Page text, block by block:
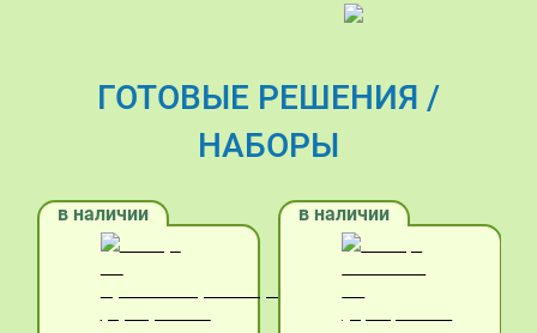
ГОТОВЫЕ РЕШЕНИЯ /
НАБОРЫ
в наличии в наличии